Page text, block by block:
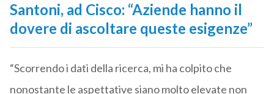
Santoni, ad Cisco: “Aziende hanno il
dovere di ascoltare queste esigenze”
“Scorrendo i dati della ricerca, mi ha colpito che
nonostante le aspettative siano molto elevate non